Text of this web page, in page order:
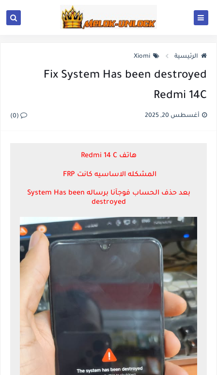
الرئيسية Xiomi
Fix System Has been destroyed
Redmi 14C
أغسطس 20, 2025 (0)
هاتف Redmi 14 C
المشكله الاساسيه كانت FRP
بعد حذف الحساب فوجآنا برساله System Has been
destroyed